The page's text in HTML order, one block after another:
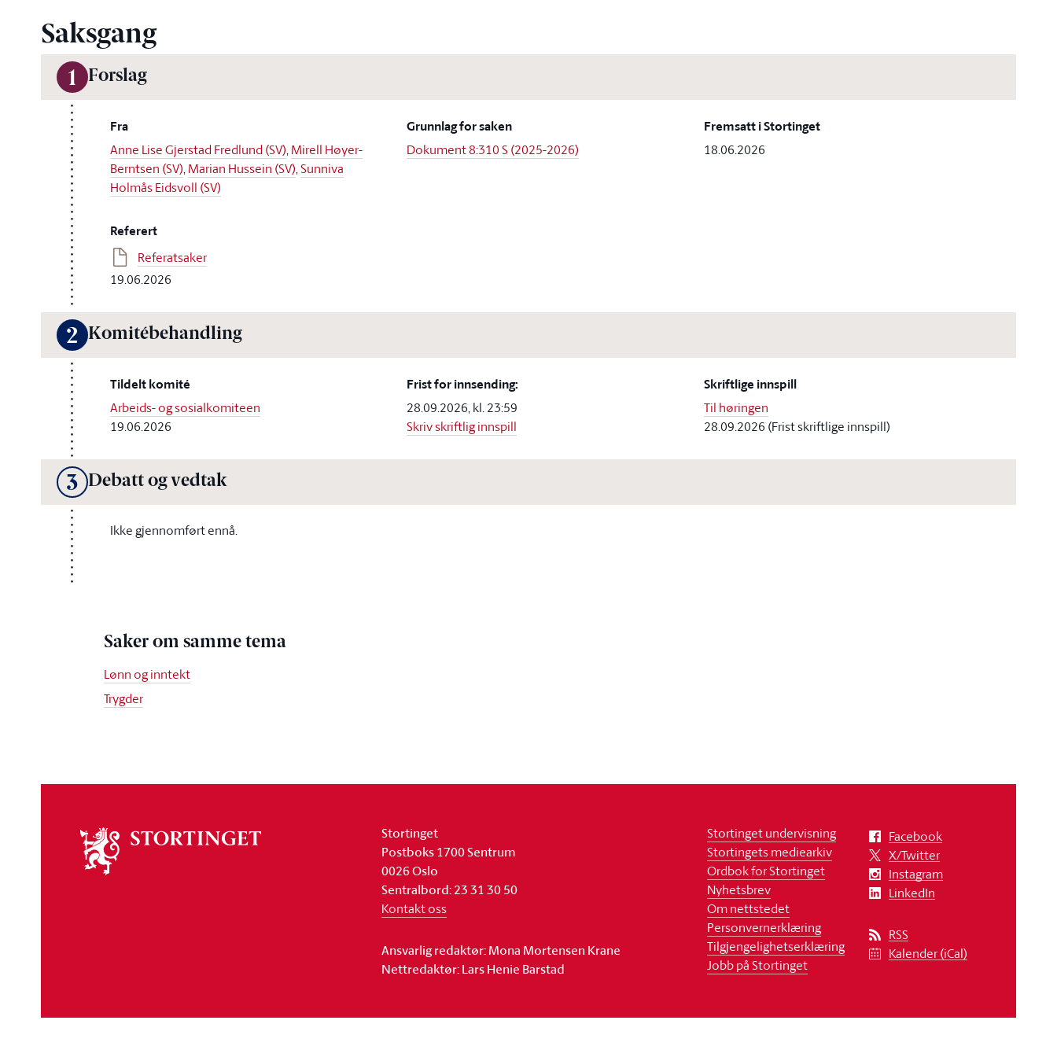
Saksgang
1 Forslag
Fra
Anne Lise Gjerstad Fredlund (SV),Mirell Høyer-
Berntsen (SV),Marian Hussein (SV),Sunniva
Holmås Eidsvoll (SV)
Grunnlag for saken
Dokument 8:310 S (2025-2026)
Fremsatt i Stortinget
18.06.2026
Referert
Referatsaker
19.06.2026
2 Komitébehandling
Tildelt komité
Arbeids- og sosialkomiteen
19.06.2026
Frist for innsending:
28.09.2026, kl. 23:59
Skriv skriftlig innspill
Skriftlige innspill
Til høringen
28.09.2026 (Frist skriftlige innspill)
3 Debatt og vedtak
Ikke gjennomført ennå.
Saker om samme tema
Lønn og inntekt
Trygder
stortinget
Stortinget
Postboks 1700 Sentrum
0026 Oslo
Sentralbord: 23 31 30 50
Kontakt oss
Ansvarlig redaktør: Mona Mortensen Krane
Nettredaktør: Lars Henie Barstad
Stortinget undervisning
Stortingets mediearkiv
Ordbok for Stortinget
Nyhetsbrev
Om nettstedet
Personvernerklæring
Tilgjengelighetserklæring
Jobb på Stortinget
Facebook
X/Twitter
Instagram
LinkedIn
RSS
Kalender (iCal)